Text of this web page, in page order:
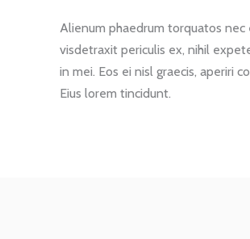
Alienum phaedrum torquatos nec
visdetraxit periculis ex, nihil
in mei. Eos ei nisl graecis, aperiri
Eius lorem tincidunt.